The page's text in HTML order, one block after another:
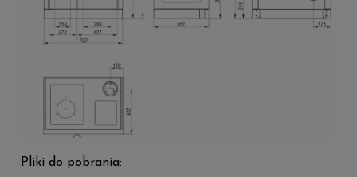
Pliki do pobrania: